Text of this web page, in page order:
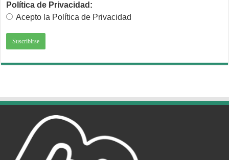
Política de Privacidad:
Acepto la Política de Privacidad